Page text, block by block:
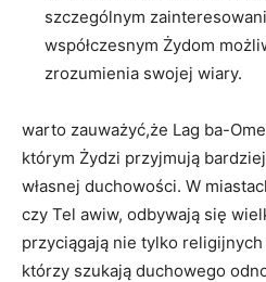
szczególnym
współczesnym Żydom
⁤zrozumienia swojej wiary.
warto zauważyć,że Lag ba-
którym​ Żydzi ​przyjmują
własnej duchowości. W
czy Tel awiw, odbywają⁢ się
przyciągają ⁢nie tylko
którzy szukają ⁤duchowego